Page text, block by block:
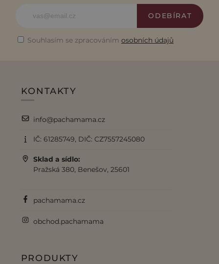
ODEBÍRAT
Souhlasím se zpracováním osobních údajů
KONTAKTY
info@pachamama.cz
IČ: 61285749, DIČ: CZ7557245080
Sklad a sídlo:
Pražská 380, Benešov, 25601
pachamama.cz
obchod.pachamama
PRODUKTY